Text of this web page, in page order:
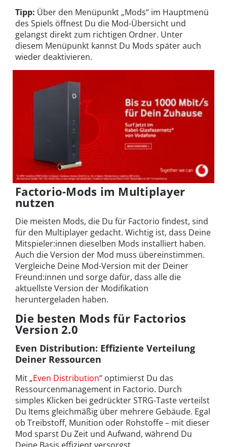
Tipp: Über den Menüpunkt „Mods“ im Hauptmenü
des Spiels öffnest Du die Mod-Übersicht und
gelangst direkt zum richtigen Ordner. Unter
diesem Menüpunkt kannst Du Mods später auch
wieder deaktivieren.
Factorio-Mods im Multiplayer
nutzen
Die meisten Mods, die Du für Factorio findest, sind
für den Multiplayer gedacht. Wichtig ist, dass Deine
Mitspieler:innen dieselben Mods installiert haben.
Auch die Version der Mod muss übereinstimmen.
Vergleiche Deine Mod-Version mit der Deiner
Freund:innen und sorge dafür, dass alle die
aktuellste Version der Modifikation
heruntergeladen haben.
Die besten Mods für Factorios
Version 2.0
Even Distribution: Effiziente Verteilung
Deiner Ressourcen
Mit „Even Distribution“ optimierst Du das
Ressourcenmanagement in Factorio. Durch
simples Klicken bei gedrückter STRG-Taste verteilst
Du Items gleichmäßig über mehrere Gebäude. Egal
ob Treibstoff, Munition oder Rohstoffe – mit dieser
Mod sparst Du Zeit und Aufwand, während Du